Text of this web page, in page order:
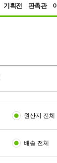
기획전 판촉관
원산지 전체
배송 전체